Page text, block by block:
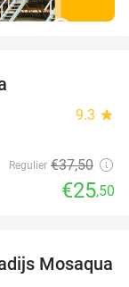
9.3 star
Regulier €37,50
€25,50
25%
Mosaqua